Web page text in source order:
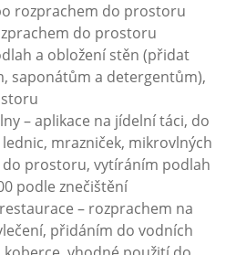
rozprachem do prostoru
do prostoru
a obložení stěn (přidat
saponátům a detergentům),
– aplikace na jídelní táci, do
mrazniček, mikrovlných
prostoru, vytíráním podlah
podle znečištění
– rozprachem na
přidáním do vodních